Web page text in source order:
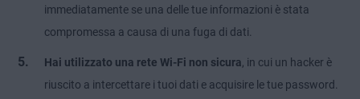
immediatamente se una delle tue informazioni è stata
compromessa a causa di una fuga di dati.
Hai utilizzato una rete Wi-Fi non sicura , in cui un hacker è
riuscito a intercettare i tuoi dati e acquisire le tue password.